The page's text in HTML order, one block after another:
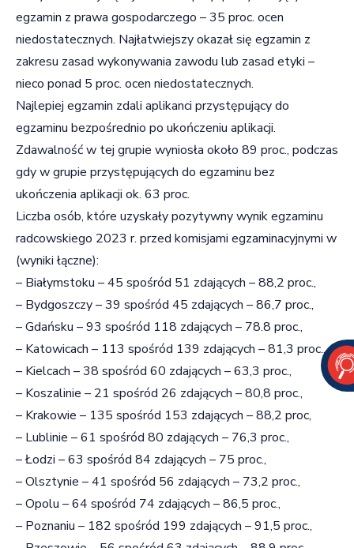
egzamin z prawa gospodarczego – 35 proc. ocen
niedostatecznych. Najłatwiejszy okazał się egzamin z
zakresu zasad wykonywania zawodu lub zasad etyki –
nieco ponad 5 proc. ocen niedostatecznych.
Najlepiej egzamin zdali aplikanci przystępujący do
egzaminu bezpośrednio po ukończeniu aplikacji.
Zdawalność w tej grupie wyniosła około 89 proc., podczas
gdy w grupie przystępujących do egzaminu bez
ukończenia aplikacji ok. 63 proc.
Liczba osób, które uzyskały pozytywny wynik egzaminu
radcowskiego 2023 r. przed komisjami egzaminacyjnymi w
(wyniki łączne):
– Białymstoku – 45 spośród 51 zdających – 88,2 proc.,
– Bydgoszczy – 39 spośród 45 zdających – 86,7 proc.,
– Gdańsku – 93 spośród 118 zdających – 78.8 proc.,
– Katowicach – 113 spośród 139 zdających – 81,3 proc.,
– Kielcach – 38 spośród 60 zdających – 63,3 proc.,
– Koszalinie – 21 spośród 26 zdających – 80,8 proc.,
– Krakowie – 135 spośród 153 zdających – 88,2 proc,
– Lublinie – 61 spośród 80 zdających – 76,3 proc.,
– Łodzi – 63 spośród 84 zdających – 75 proc.,
– Olsztynie – 41 spośród 56 zdających – 73,2 proc.,
– Opolu – 64 spośród 74 zdających – 86,5 proc.,
– Poznaniu – 182 spośród 199 zdających – 91,5 proc.,